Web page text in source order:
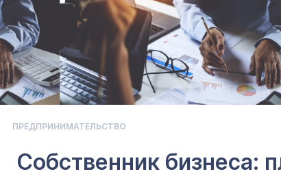
ПРЕДПРИНИМАТЕЛЬСТВО
Собственник бизнеса: